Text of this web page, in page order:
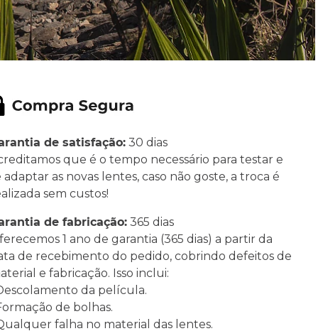
de satisfação:30 dias
que é o tempo necessário para testar e
adaptar as novas lentes, caso não goste, a troca é
sem custos!
de fabricação:365 dias
1 ano de garantia (365 dias) a partir da
de recebimento do pedido, cobrindo defeitos de
e fabricação. Isso inclui:
da película.
de bolhas.
falha no material das lentes.